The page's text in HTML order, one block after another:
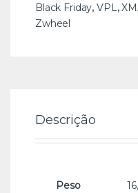
Black Friday,VPL,
Zwheel
Descrição
Peso